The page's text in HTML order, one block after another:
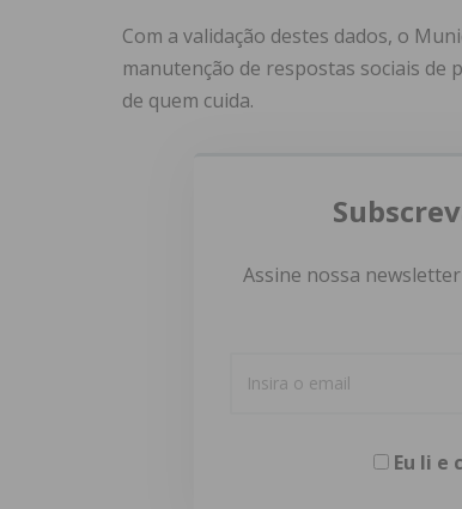
Com a validação destes dados, o
manutenção de respostas sociais de
de quem cuida.
Assine nossa
Eu li e